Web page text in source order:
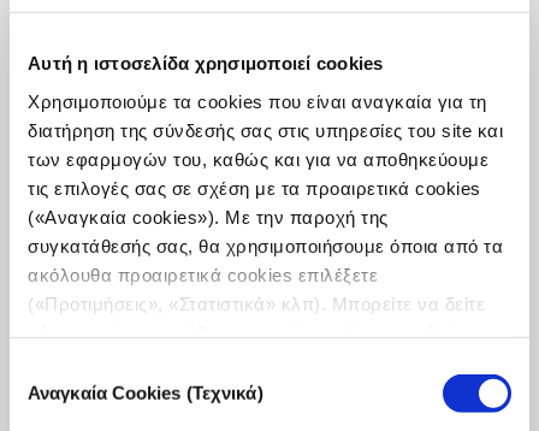
Αυτή η ιστοσελίδα χρησιμοποιεί cookies
Χρησιμοποιούμε τα cookies που είναι αναγκαία για τη
διατήρηση της σύνδεσής σας στις υπηρεσίες του site και
των εφαρμογών του, καθώς και για να αποθηκεύουμε
τις επιλογές σας σε σχέση με τα προαιρετικά cookies
(«Αναγκαία cookies»). Με την παροχή της
συγκατάθεσής σας, θα χρησιμοποιήσουμε όποια από τα
ακόλουθα προαιρετικά cookies επιλέξετε
(«Προτιμήσεις», «Στατιστικά» κλπ). Μπορείτε να δείτε
συγκατάθεσης
Αναγκαία Cookies (Τεχνικά)
iMEdD Local News: Δημοσιογραφική
περιφερειακού Τύπου